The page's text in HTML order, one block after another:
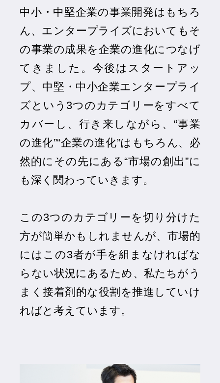
中小・中堅企業の事業開発はもちろ
ん、エンタープライズにおいてもそ
の事業の成果を企業の進化につなげ
てきました。今後はスタートアッ
プ、中堅・中小企業エンタープライ
ズという3つのカテゴリーをすべて
カバーし、行き来しながら、“事業
の進化”“企業の進化”はもちろん、必
然的にその先にある“市場の創出”に
も深く関わっていきます。
この3つのカテゴリーを切り分けた
方が簡単かもしれませんが、市場的
にはこの3者が手を組まなければな
らない状況にあるため、私たちがう
まく接着剤的な役割を推進していけ
ればと考えています。